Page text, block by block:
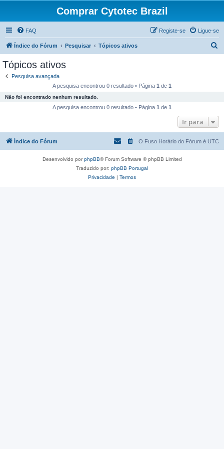
Comprar Cytotec Brazil
FAQ Ligue-se
Registe-se
Índice do Fórum Pesquisar Tópicos ativos
s
r
Tópicos ativos
Pesquisa avançada
A pesquisa encontrou 0 resultado • Página 1 de 1
Não foi encontrado nenhum resultado.
A pesquisa encontrou 0 resultado • Página 1 de 1
Ir para
Índice do Fórum O Fuso Horário do Fórum é UTC
Desenvolvido porphpBB® Forum Software © phpBB Limited
Traduzido por: phpBB Portugal
Privacidade | Termos